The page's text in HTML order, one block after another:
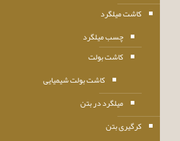
کاشت میلگرد
چسب میلگرد
کاشت بولت
کاشت بولت شیمیایی
میلگرد در بتن
کرگیری بتن